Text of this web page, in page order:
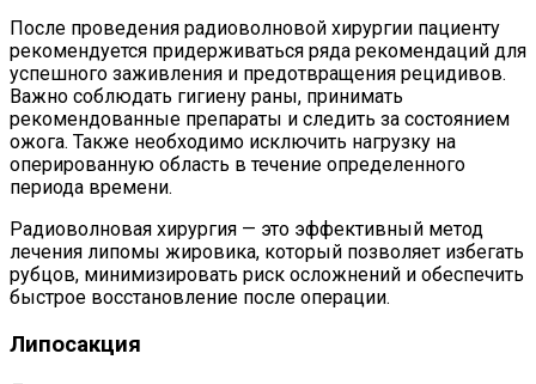
После проведения радиоволновой хирургии пациенту
рекомендуется придерживаться ряда рекомендаций для
успешного заживления и предотвращения рецидивов.
Важно соблюдать гигиену раны, принимать
рекомендованные препараты и следить за состоянием
ожога. Также необходимо исключить нагрузку на
оперированную область в течение определенного
периода времени.
Радиоволновая хирургия — это эффективный метод
лечения липомы жировика, который позволяет избегать
рубцов, минимизировать риск осложнений и обеспечить
быстрое восстановление после операции.
Липосакция